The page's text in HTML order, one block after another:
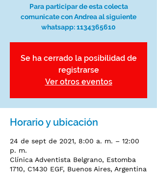
Para participar de esta colecta
comunicate con Andrea al siguiente
whatsapp: 1134365610
Se ha cerrado la posibilidad de
registrarse
Ver otros eventos
Horario y ubicación
24 de sept de 2021, 8:00 a. m. – 12:00
p. m.
Clínica Adventista Belgrano, Estomba
1710, C1430 EGF, Buenos Aires, Argentina